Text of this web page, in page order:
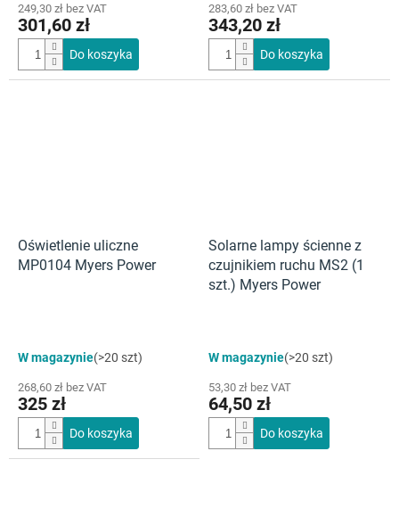
249,30 zł bez VAT
301,60 zł
Do koszyka
283,60 zł bez VAT
343,20 zł
Do koszyka
Oświetlenie uliczne
MP0104 Myers Power
W magazynie(>20 szt)
268,60 zł bez VAT
325 zł
Do koszyka
Solarne lampy ścienne z
czujnikiem ruchu MS2 (1
szt.) Myers Power
W magazynie(>20 szt)
53,30 zł bez VAT
64,50 zł
Do koszyka